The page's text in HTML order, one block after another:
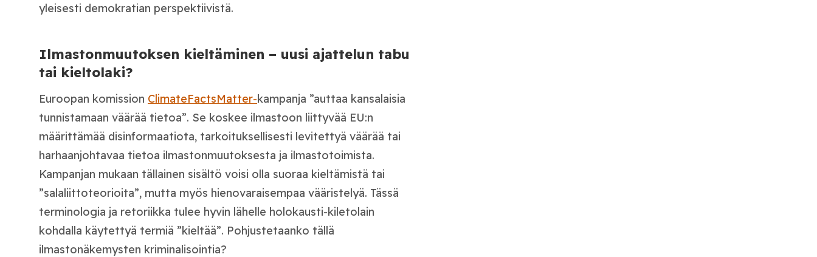
yleisesti demokratian perspektiivistä.
Ilmastonmuutoksen kieltäminen – uusi ajattelun tabu
tai kieltolaki?
Euroopan komission ClimateFactsMatter-kampanja ”auttaa kansalaisia
tunnistamaan väärää tietoa”. Se koskee ilmastoon liittyvää EU:n
määrittämää disinformaatiota, tarkoituksellisesti levitettyä väärää tai
harhaanjohtavaa tietoa ilmastonmuutoksesta ja ilmastotoimista.
Kampanjan mukaan tällainen sisältö voisi olla suoraa kieltämistä tai
”salaliittoteorioita”, mutta myös hienovaraisempaa vääristelyä. Tässä
terminologia ja retoriikka tulee hyvin lähelle holokausti-kiletolain
kohdalla käytettyä termiä ”kieltää”. Pohjustetaanko tällä
ilmastonäkemysten kriminalisointia?